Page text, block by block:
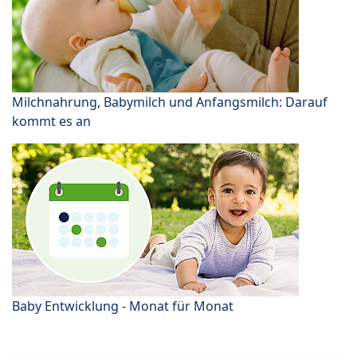
Milchnahrung, Babymilch und Anfangsmilch: Darauf
kommt es an
Baby Entwicklung - Monat für Monat